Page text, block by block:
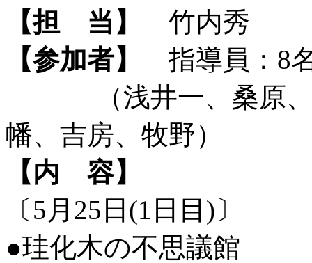
【担 当】
竹内秀
【参加者】
指導員：8
（浅井一、桑原、竹
幡、吉房、牧野）
【内 容】
〔5月25日(1日目)〕
●珪化木の不思議館